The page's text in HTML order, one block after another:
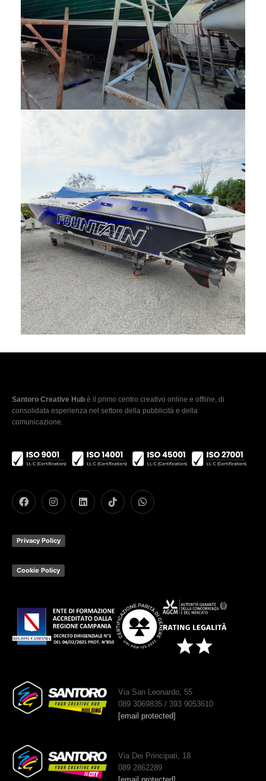
Santoro Creative Hub è il primo centro creativo online e offline, di
consolidata esperienza nel settore della pubblicità e della
comunicazione.
Privacy Policy
Cookie Policy
Via San Leonardo, 55
089 3069835 / 393 9053610
[email protected]
Via Dei Principati, 18
089 2862289